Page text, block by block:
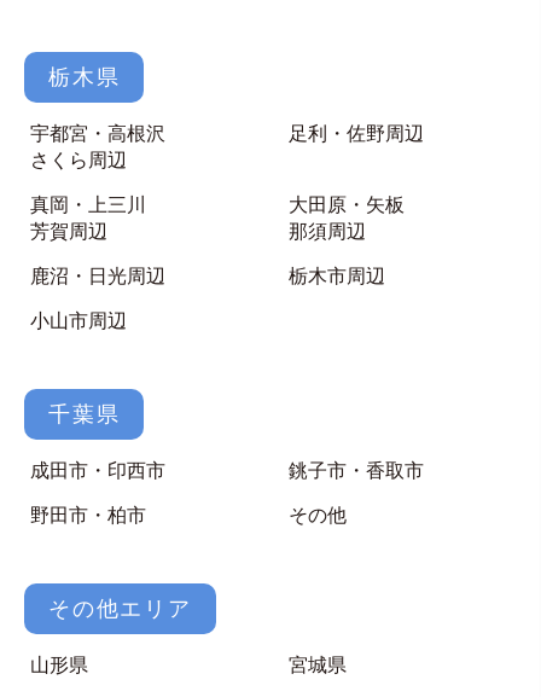
栃木県
宇都宮・高根沢
さくら周辺
足利・佐野周辺
真岡・上三川
芳賀周辺
大田原・矢板
那須周辺
鹿沼・日光周辺 栃木市周辺
小山市周辺
千葉県
成田市・印西市 銚子市・香取市
野田市・柏市 その他
その他エリア
山形県 宮城県